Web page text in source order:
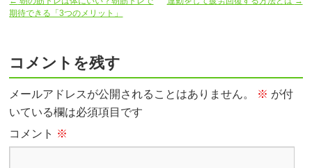
期待できる「3つのメリット」
コメントを残す
メールアドレスが公開されることはありません。 ※ が付
いている欄は必須項目です
コメント ※